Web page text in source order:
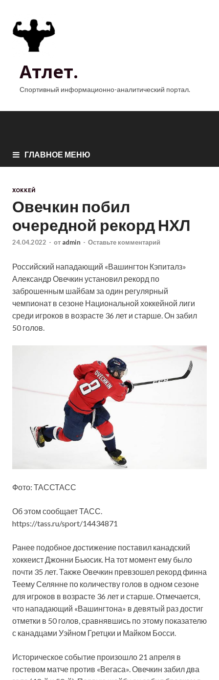
Атлет.
Спортивный информационно-аналитический портал.
ГЛАВНОЕ МЕНЮ
ХОККЕЙ
Овечкин побил
очередной рекорд НХЛ
24.04.2022 - от admin - Оставьте комментарий
Российский нападающий «Вашингтон Кэпиталз»
Александр Овечкин установил рекорд по
заброшенным шайбам за один регулярный
чемпионат в сезоне Национальной хоккейной лиги
среди игроков в возрасте 36 лет и старше. Он забил
50 голов.
Фото: ТАССТАСС
Об этом сообщает ТАСС.
https://tass.ru/sport/14434871
Ранее подобное достижение поставил канадский
хоккеист Джонни Бьюсик. На тот момент ему было
почти 35 лет. Также Овечкин превзошел рекорд финна
Теему Селянне по количеству голов в одном сезоне
для игроков в возрасте 36 лет и старше. Отмечается,
что нападающий «Вашингтона» в девятый раз достиг
отметки в 50 голов, сравнявшись по этому показателю
с канадцами Уэйном Гретцки и Майком Босси.
Историческое событие произошло 21 апреля в
гостевом матче против «Вегаса». Овечкин забил два